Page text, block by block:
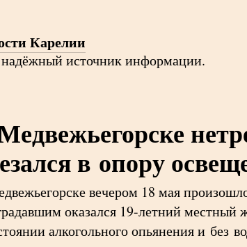
Карелии
источник информации.
в опору
вечером 18 мая
оказался 19-летний местный
алкогольного опьянения и без